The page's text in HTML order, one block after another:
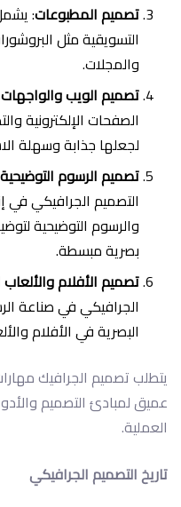
تصميم المطبوعات:
التسويقية مثل
والمجلات.
تصميم الويب
الصفحات الإلكترونية
لجعلها جذابة وسهلة
تصميم الرسوم
التصميم الجرافيكي في
والرسوم التوضيحية
بصرية مبسطة.
تصميم الأفلام
الجرافيكي في صناعة
البصرية في الأفلام
يتطلب تصميم الجرافيك
عميق لمبادئ التصميم
العملية.
تاريخ التصميم الجرافيكي